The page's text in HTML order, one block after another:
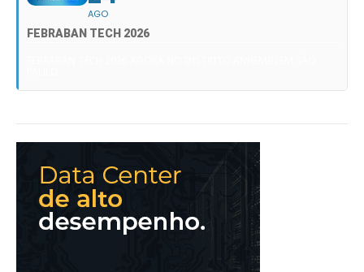
AGO
FEBRABAN TECH 2026